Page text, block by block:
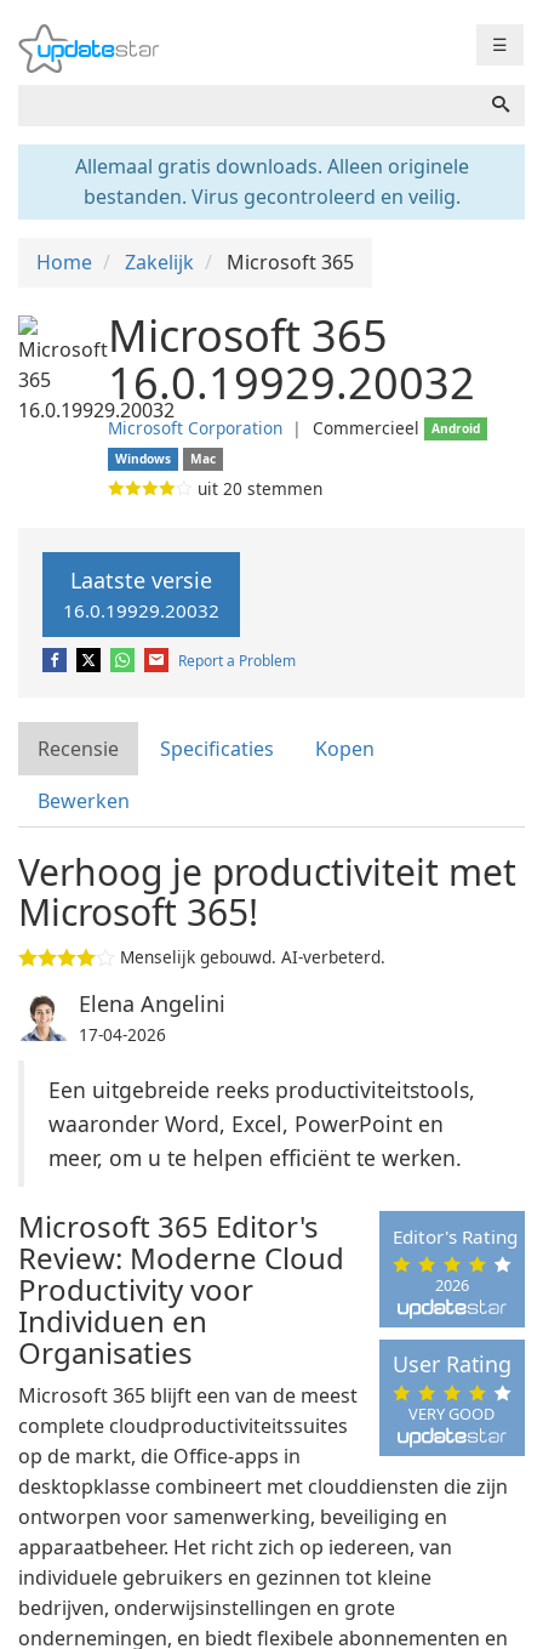
☰
Allemaal gratis downloads. Alleen originele
bestanden. Virus gecontroleerd en veilig.
Home Zakelijk Microsoft 365
Microsoft 365
16.0.19929.20032
Microsoft Corporation ❘ Commercieel
Android
Windows
Mac
uit 20 stemmen
Laatste versie
16.0.19929.20032
Report a Problem
Recensie Specificaties
Kopen
Bewerken
Verhoog je productiviteit met
Microsoft 365!
Menselijk gebouwd. AI-verbeterd.
Elena Angelini
17-04-2026
Een uitgebreide reeks productiviteitstools,
waaronder Word, Excel, PowerPoint en
meer, om u te helpen efficiënt te werken.
2026
Editor's Rating
VERY GOOD
User Rating
Microsoft 365 Editor's
Review: Moderne Cloud
Productivity voor
Individuen en
Organisaties
Microsoft 365 blijft een van de meest
complete cloudproductiviteitssuites
op de markt, die Office-apps in
desktopklasse combineert met clouddiensten die zijn
ontworpen voor samenwerking, beveiliging en
apparaatbeheer. Het richt zich op iedereen, van
individuele gebruikers en gezinnen tot kleine
bedrijven, onderwijsinstellingen en grote
ondernemingen, en biedt flexibele abonnementen en